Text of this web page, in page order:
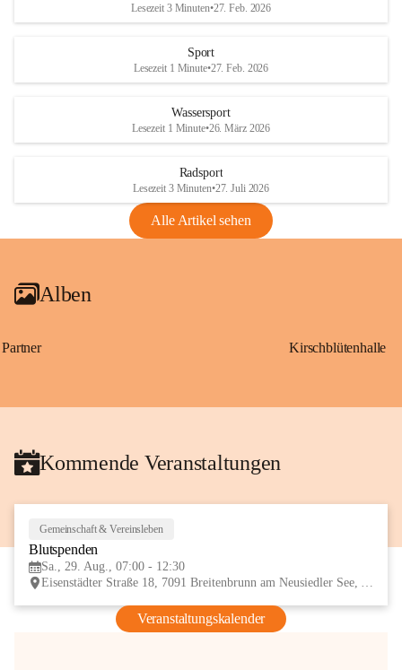
Maßnahmen zur Bekämpfung
Rebe und der Amerikanischen
Anhang VBl. EU Nr. 18
1 Seite•1,4 MB
VBl. EU Nr. 18_2026
Lesezeit 3 Minuten•27. Feb. 2026
Sport
Lesezeit 1 Minute•27. Feb. 2026
Wassersport
Lesezeit 1 Minute•26. März 2026
Radsport
Lesezeit 3 Minuten•27. Juli 2026
Alle Artikel sehen
Alben
Partner Kirschblütenhalle
Kommende Veranstaltungen
Gemeinschaft & Vereinsleben
Blutspenden
Sa., 29. Aug., 07:00 - 12:30
Eisenstädter Straße 18, 7091 Breitenbrunn am Neusiedler See, AUT
Veranstaltungskalender